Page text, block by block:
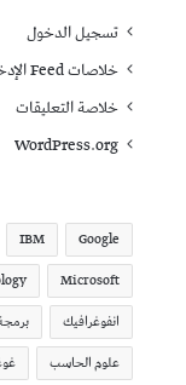
تسجيل الدخول
خلاصات Feed الإدخالات
خلاصة التعليقات
WordPress.org
Google
IBM
Microsoft
انفوغرافيك
علوم الحاسب